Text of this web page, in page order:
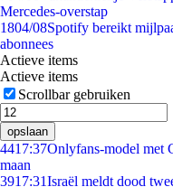
Mercedes-overstap
1804/08Spotify bereikt
abonnees
Actieve items
Actieve items
Scrollbar gebruiken
opslaan
4417:37Onlyfans-model met
maan
3917:31Israël meldt dood